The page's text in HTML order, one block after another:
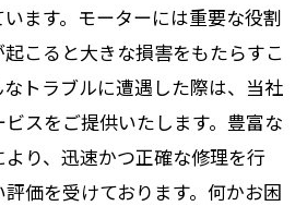
ます。モーターには重要な役割
こると大きな損害をもたらすこ
トラブルに遭遇した際は、当社
スをご提供いたします。豊富な
り、迅速かつ正確な修理を行
価を受けております。何かお困